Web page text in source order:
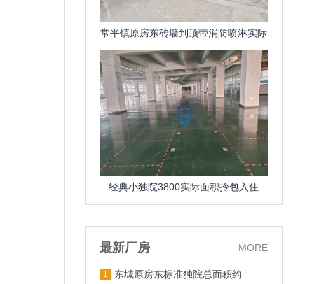
常平镇原房东砖墙到顶带消防喷淋实际
面积租金便宜厂房出租可分租
经典小独院3800实际面积拎包入住
最新厂房 MORE
1
东城原房东标准独院总面积约